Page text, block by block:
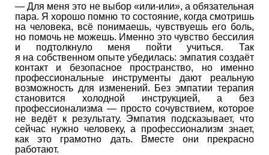
— Для меня это не выбор «или-или», а обязательная
пара. Я хорошо помню то состояние, когда смотришь
на человека, всё понимаешь, чувствуешь его боль,
но помочь не можешь. Именно это чувство бессилия
и подтолкнуло меня пойти учиться. Так
я на собственном опыте убедилась: эмпатия создаёт
контакт и безопасное пространство, но именно
профессиональные инструменты дают реальную
возможность для изменений. Без эмпатии терапия
становится холодной инструкцией, а без
профессионализма — просто сочувствием, которое
не ведёт к результату. Эмпатия подсказывает, что
сейчас нужно человеку, а профессионализм знает,
как это грамотно дать. Вместе они прекрасно
работают.